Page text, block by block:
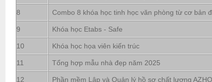
8 Combo 8 khóa học tinh học văn phòng từ cơ bản
9 Khóa học Etabs - Safe
10 Khóa học họa viên kiến trúc
11 Tổng hợp mẫu nhà đẹp năm 2025
12 Phần mềm Lập và Quản lý hồ sơ chất lượng